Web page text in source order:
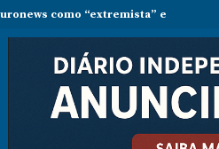
como “extremista” e